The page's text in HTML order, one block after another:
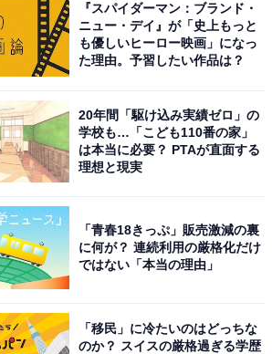
子であれば、『これだけ精いっぱい
日はもう終わりにしよう』と判断す
結果を出すために勉強時間を長くす
て次男と三男も中学受験勉強中だと
ずに合格したとしても、僕は親とし
思うんです。努力した結果を得るこ
『スパイダーマン：ブランド・
ニュー・デイ』が「史上もっと
も優しいヒーロー映画」になっ
た理由。予習したい作品は？
20年間「駆け込み実績ゼロ」の
学校も…「こども110番の家」
は本当に必要？ PTAが直面する
理想と現実
「青春18きっぷ」販売激減の裏
に何が？ 連続利用の厳格化だけ
ではない「本当の理由」
「移民」に冷たいのはどっちな
のか？ スイスの厳格過ぎる学歴